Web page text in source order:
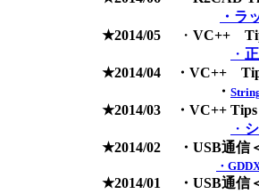
・ラ
★2014/05 ・ VC++
・
★2014/04 ・VC++
・
★2014/03 ・VC++ Tips
・
★2014/02 ・USB通信
・
★2014/01 ・USB通信